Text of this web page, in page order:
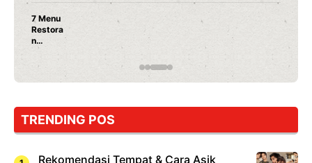
7 Menu
Restora
n
Jepang
yang
Dicoba,
Cuma
Sushi!
TRENDING POS
Rekomendasi Tempat & Cara Asik